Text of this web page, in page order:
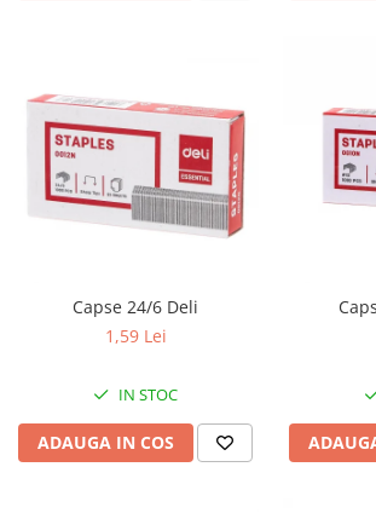
Capse 24/6 Deli
1,59 Lei
IN STOC
ADAUGA IN COS